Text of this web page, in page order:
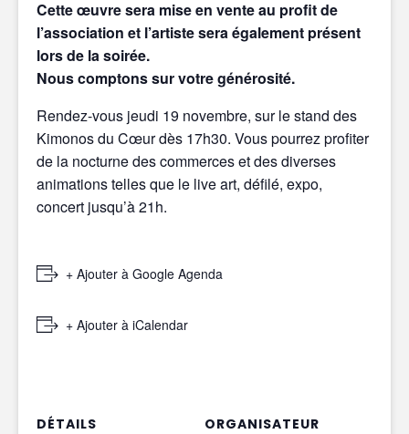
Cette œuvre sera mise en vente au profit de
l’association et l’artiste sera également présent
lors de la soirée.
Nous comptons sur votre générosité.
Rendez-vous jeudi 19 novembre, sur le stand des
Kimonos du Cœur dès 17h30. Vous pourrez profiter
de la nocturne des commerces et des diverses
animations telles que le live art, défilé, expo,
concert jusqu’à 21h.
+ Ajouter à Google Agenda
+ Ajouter à iCalendar
DÉTAILS
ORGANISATEUR